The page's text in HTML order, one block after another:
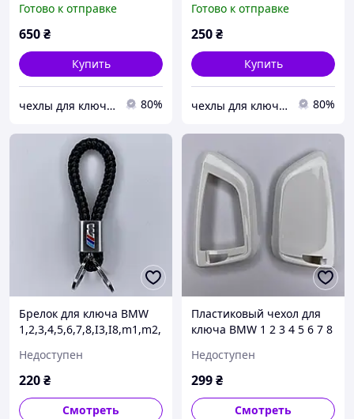
1,2,3,4,5,6,7,8,I3,I8,m1,m2,
m3,m4,m5, m6,x1,x2
Готово к отправке
650₴
Купить
чехлы для ключей 80%
переделку)
Готово к отправке
250₴
Купить
чехлы для ключей 80%
Брелок для ключа BMW
1,2,3,4,5,6,7,8,I3,I8,m1,m2,
m6,x1,x2,x3,x4,x5,x6,Z4,F10
,15,20,30,48
Недоступен
220₴
Смотреть
Пластиковый чехол для
ключа BMW 1 2 3 4 5 6 7 8
x2 x3 x4 x5 x6 Z4 F10 15 20
30 Белый
Недоступен
299₴
Смотреть